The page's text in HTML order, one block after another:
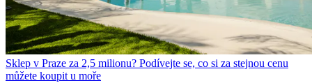
Sklep v Praze za 2,5 milionu? Podívejte se, co si za stejnou cenu
můžete koupit u moře